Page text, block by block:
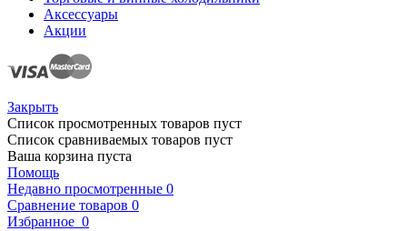
Аксессуары
Акции
Закрыть
Список просмотренных товаров пуст
Список сравниваемых товаров пуст
Ваша корзина пуста
Помощь
Недавно просмотренные 0
Сравнение товаров 0
Избранное 0